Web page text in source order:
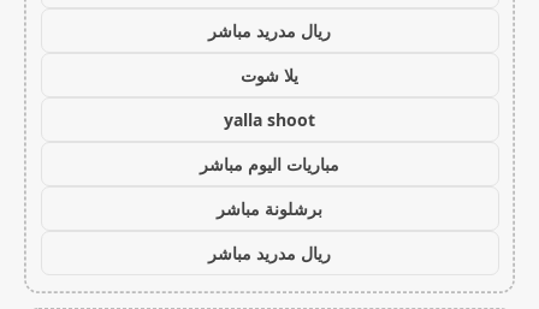
ريال مدريد مباشر
يلا شوت
yalla shoot
مباريات اليوم مباشر
برشلونة مباشر
ريال مدريد مباشر